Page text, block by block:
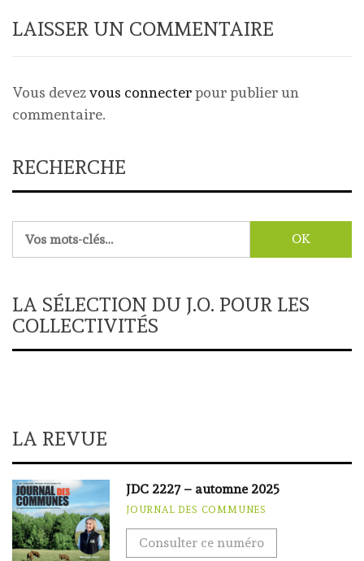
LAISSER UN COMMENTAIRE
Vous devezvous connecterpour publier un
commentaire.
RECHERCHE
LA SÉLECTION DU J.O. POUR LES
COLLECTIVITÉS
LA REVUE
JDC 2227 – automne 2025
JOURNAL DES COMMUNES
Consulter ce numéro